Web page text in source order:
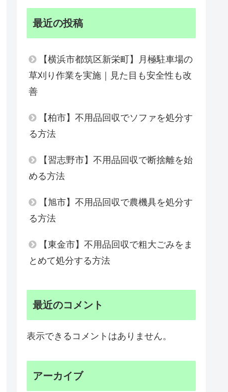
最近の投稿
【横浜市都筑区新栄町】月極駐車場の
草刈り作業を実施｜見た目も安全性も改
善
【柏市】不用品回収でソファを処分す
る方法
【習志野市】不用品回収で断捨離を始
める方法
【旭市】不用品回収で農機具を処分す
る方法
【東金市】不用品回収で粗大ごみをま
とめて処分する方法
最近のコメント
表示できるコメントはありません。
アーカイブ